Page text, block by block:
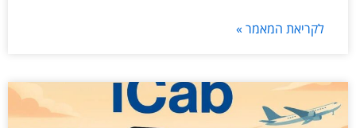
לקריאת המאמר »